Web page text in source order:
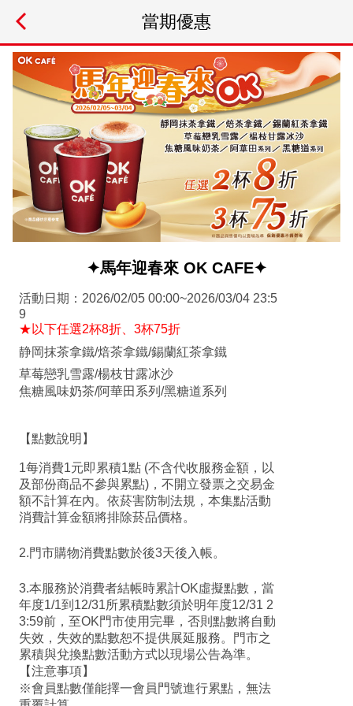
當期優惠
✦馬年迎春來 OK CAFE✦
活動日期：2026/02/05 00:00~2026/03/04 23:5
9
★以下任選2杯8折、3杯75折
静岡抹茶拿鐵/焙茶拿鐵/錫蘭紅茶拿鐵
草莓戀乳雪露/楊枝甘露冰沙
焦糖風味奶茶/阿華田系列/黑糖道系列
【點數說明】
1每消費1元即累積1點 (不含代收服務金額，以
及部份商品不參與累點)，不開立發票之交易金
額不計算在內。依菸害防制法規，本集點活動
消費計算金額將排除菸品價格。
2.門市購物消費點數於後3天後入帳。
3.本服務於消費者結帳時累計OK虛擬點數，當
年度1/1到12/31所累積點數須於明年度12/31 2
3:59前，至OK門市使用完畢，否則點數將自動
失效，失效的點數恕不提供展延服務。門市之
累積與兌換點數活動方式以現場公告為準。
【注意事項】
※會員點數僅能擇一會員門號進行累點，無法